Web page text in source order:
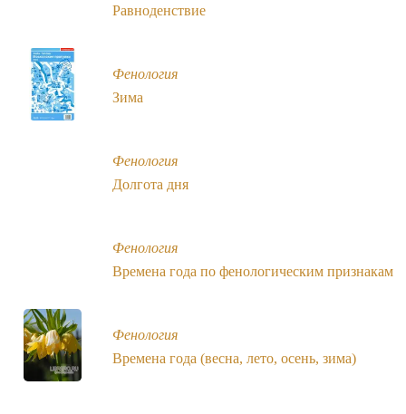
Равноденствие
Фенология
Зима
Фенология
Долгота дня
Фенология
Времена года по фенологическим признакам
Фенология
Времена года (весна, лето, осень, зима)